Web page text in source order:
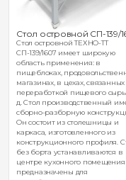
Стол островной СП-139/
Стол островной ТЕХНО-ТТ
СП-139/1607 имеет широкую
область применения: в
пищеблоках,
магазинах, в цехах, связанных
переработкой пищевого
д. Стол производственный
сборно-разборную
Он состоит из столешницы и
каркаса, изготовленного из
конструкционного профиля.
без борта устанавливаются в
центре кухонного
предназначены для